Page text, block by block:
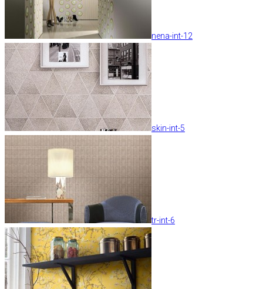
nena-int-12
skin-int-5
tr-int-6